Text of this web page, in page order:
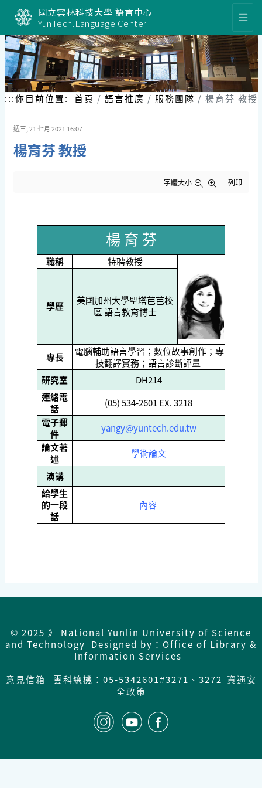
要
內
容
區
塊
國立雲林科技大學 語言中心
YunTech.Language Center
:::你目前位置: 首頁 語言推廣 服務團隊 楊育芬 教授
週三, 21 七月 2021 16:07
楊育芬 教授
字體大小 列印
楊 育 芬
職稱 ​特聘教授
學歷
美國加州大學聖塔芭芭校
區 語言教育博士
專長
電腦輔助語言學習；數位故事創作；專
技翻譯實務；語言診斷評量
研究室
DH214
連絡電
話
(05) 534-2601 EX. 3218
電子郵
件
yangy@yuntech.edu.tw
論文著
述
學術論文
演講
給學生
的一段
話
內容
© 2025 》 National Yunlin University of Science
and Technology Designed by：Office of Library &
Information Services
意見信箱
雲科總機：05-5342601#3271、3272 資通安
全政策